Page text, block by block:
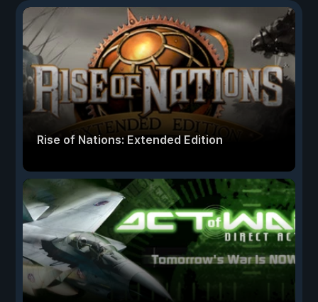
Rise of Nations: Extended Edition